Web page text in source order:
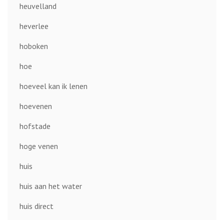
heuvelland
heverlee
hoboken
hoe
hoeveel kan ik lenen
hoevenen
hofstade
hoge venen
huis
huis aan het water
huis direct